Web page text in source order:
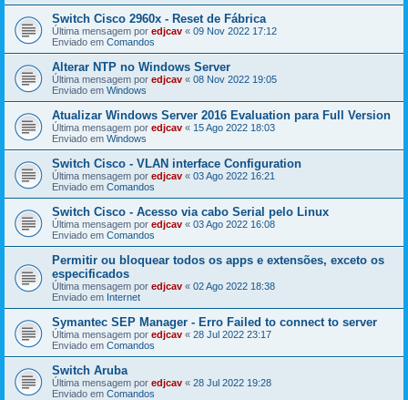
Switch Cisco 2960x - Reset de Fábrica
Última mensagem por edjcav « 09 Nov 2022 17:12
Enviado em Comandos
Alterar NTP no Windows Server
Última mensagem por edjcav « 08 Nov 2022 19:05
Enviado em Windows
Atualizar Windows Server 2016 Evaluation para Full Version
Última mensagem por edjcav « 15 Ago 2022 18:03
Enviado em Windows
Switch Cisco - VLAN interface Configuration
Última mensagem por edjcav « 03 Ago 2022 16:21
Enviado em Comandos
Switch Cisco - Acesso via cabo Serial pelo Linux
Última mensagem por edjcav « 03 Ago 2022 16:08
Enviado em Comandos
Permitir ou bloquear todos os apps e extensões, exceto os
especificados
Última mensagem por edjcav « 02 Ago 2022 18:38
Enviado em Internet
Symantec SEP Manager - Erro Failed to connect to server
Última mensagem por edjcav « 28 Jul 2022 23:17
Enviado em Comandos
Switch Aruba
Última mensagem por edjcav « 28 Jul 2022 19:28
Enviado em Comandos